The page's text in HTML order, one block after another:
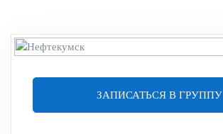
ЗАПИСАТЬСЯ В ГРУППУ